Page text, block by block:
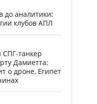
до аналитики:
клубов АПЛ
танкер
Дамиетта:
о дроне, Египет